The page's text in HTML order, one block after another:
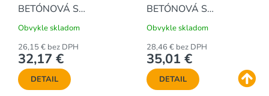
BETÓNOVÁ S
"NOSOM" 245 x 50 x 4
Obvykle skladom
26,15 € bez DPH
32,17 €
DETAIL
BETÓNOVÁ S
"NOSOM" 249 x 50 x 4
Obvykle skladom
28,46 € bez DPH
35,01 €
DETAIL